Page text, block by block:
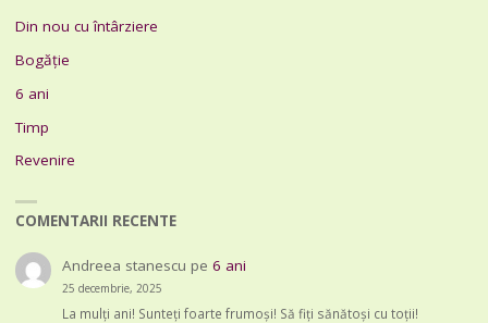
Din nou cu întârziere
Bogăție
6 ani
Timp
Revenire
COMENTARII RECENTE
Andreea stanescu pe6 ani
25 decembrie, 2025
La mulți ani! Sunteți foarte frumoși! Să fiți sănătoși cu toții!